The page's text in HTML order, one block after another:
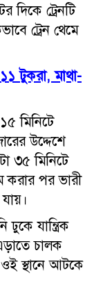
দিকে ট্রেনটি
ট্রেন থেমে
টুকরা, মাথা-
মিনিটে
উদ্দেশে
৩৫ মিনিটে
করার পর ভারী
ঢুকে যান্ত্রিক
চালক
ওই স্থানে আটকে